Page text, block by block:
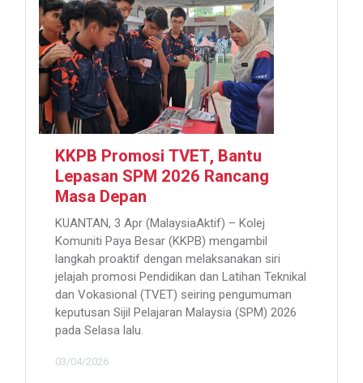
KKPB Promosi TVET, Bantu
Lepasan SPM 2026 Rancang
Masa Depan
KUANTAN, 3 Apr (MalaysiaAktif) – Kolej
Komuniti Paya Besar (KKPB) mengambil
langkah proaktif dengan melaksanakan siri
jelajah promosi Pendidikan dan Latihan Teknikal
dan Vokasional (TVET) seiring pengumuman
keputusan Sijil Pelajaran Malaysia (SPM) 2026
pada Selasa lalu.
03/04/2026